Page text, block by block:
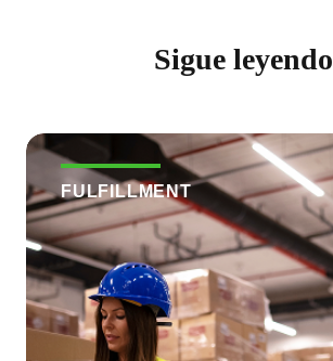
Sigue leyendo
FULFILLMENT